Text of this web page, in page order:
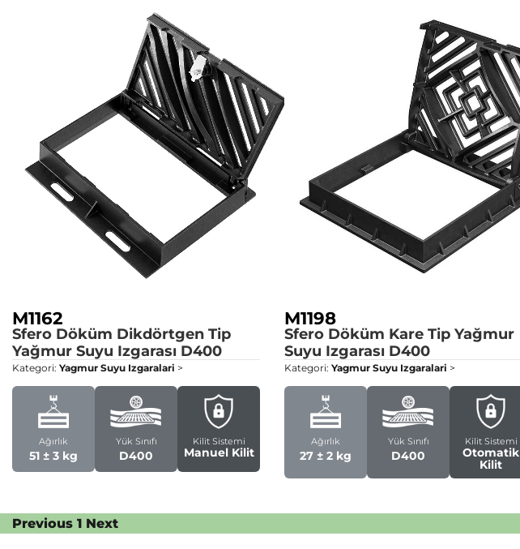
M1162
Sfero Döküm Dikdörtgen Tip
Yağmur Suyu Izgarası D400
Kategori: Yagmur Suyu Izgaralari >
Ağırlık
51 ± 3 kg
Yük Sınıfı
D400
Kilit Sistemi
Manuel Kilit
M1198
Sfero Döküm Kare Tip Yağmur
Suyu Izgarası D400
Kategori: Yagmur Suyu Izgaralari >
Ağırlık
27 ± 2 kg
Yük Sınıfı
D400
Kilit Sistemi
Otomatik
Kilit
Previous 1 Next